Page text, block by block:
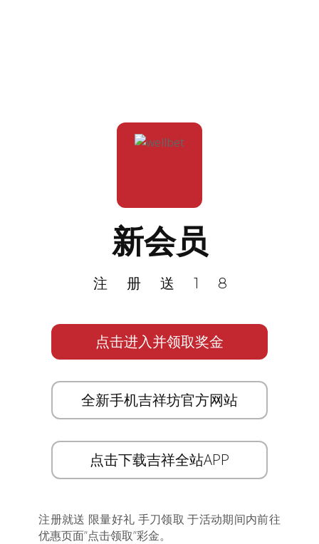
新会员
注册送18
点击进入并领取奖金
全新手机吉祥坊官方网站
点击下载吉祥全站APP
注册就送 限量好礼 手刀领取 于活动期间内前往
优惠页面”点击领取”彩金。